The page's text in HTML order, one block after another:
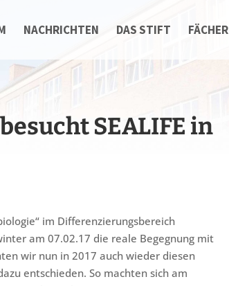
NACHRICHTEN DAS STIFT FÄCHER
SEALIFE in
im Differenzierungsbereich
am 07.02.17 die reale Begegnung mit
wir nun in 2017 auch wieder diesen
entschieden. So machten sich am